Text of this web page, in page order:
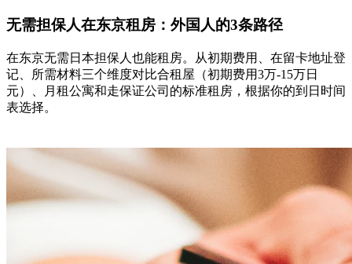
无需担保人在东京租房：外国人的3条路径
在东京无需日本担保人也能租房。从初期费用、在留卡地址登
记、所需材料三个维度对比合租屋（初期费用3万-15万日
元）、月租公寓和走保证公司的标准租房，根据你的到日时间
表选择。